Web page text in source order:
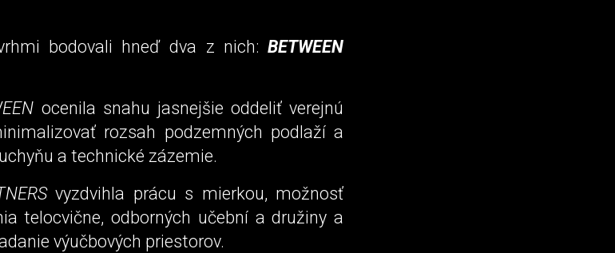
bodovali hneď dva z nich: BETWEEN
ocenila snahu jasnejšie oddeliť verejnú
rozsah podzemných podlaží a
a technické zázemie.
vyzdvihla prácu s mierkou, možnosť
telocvične, odborných učební a družiny a
výučbových priestorov.